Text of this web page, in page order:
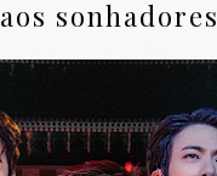
aos sonhadores